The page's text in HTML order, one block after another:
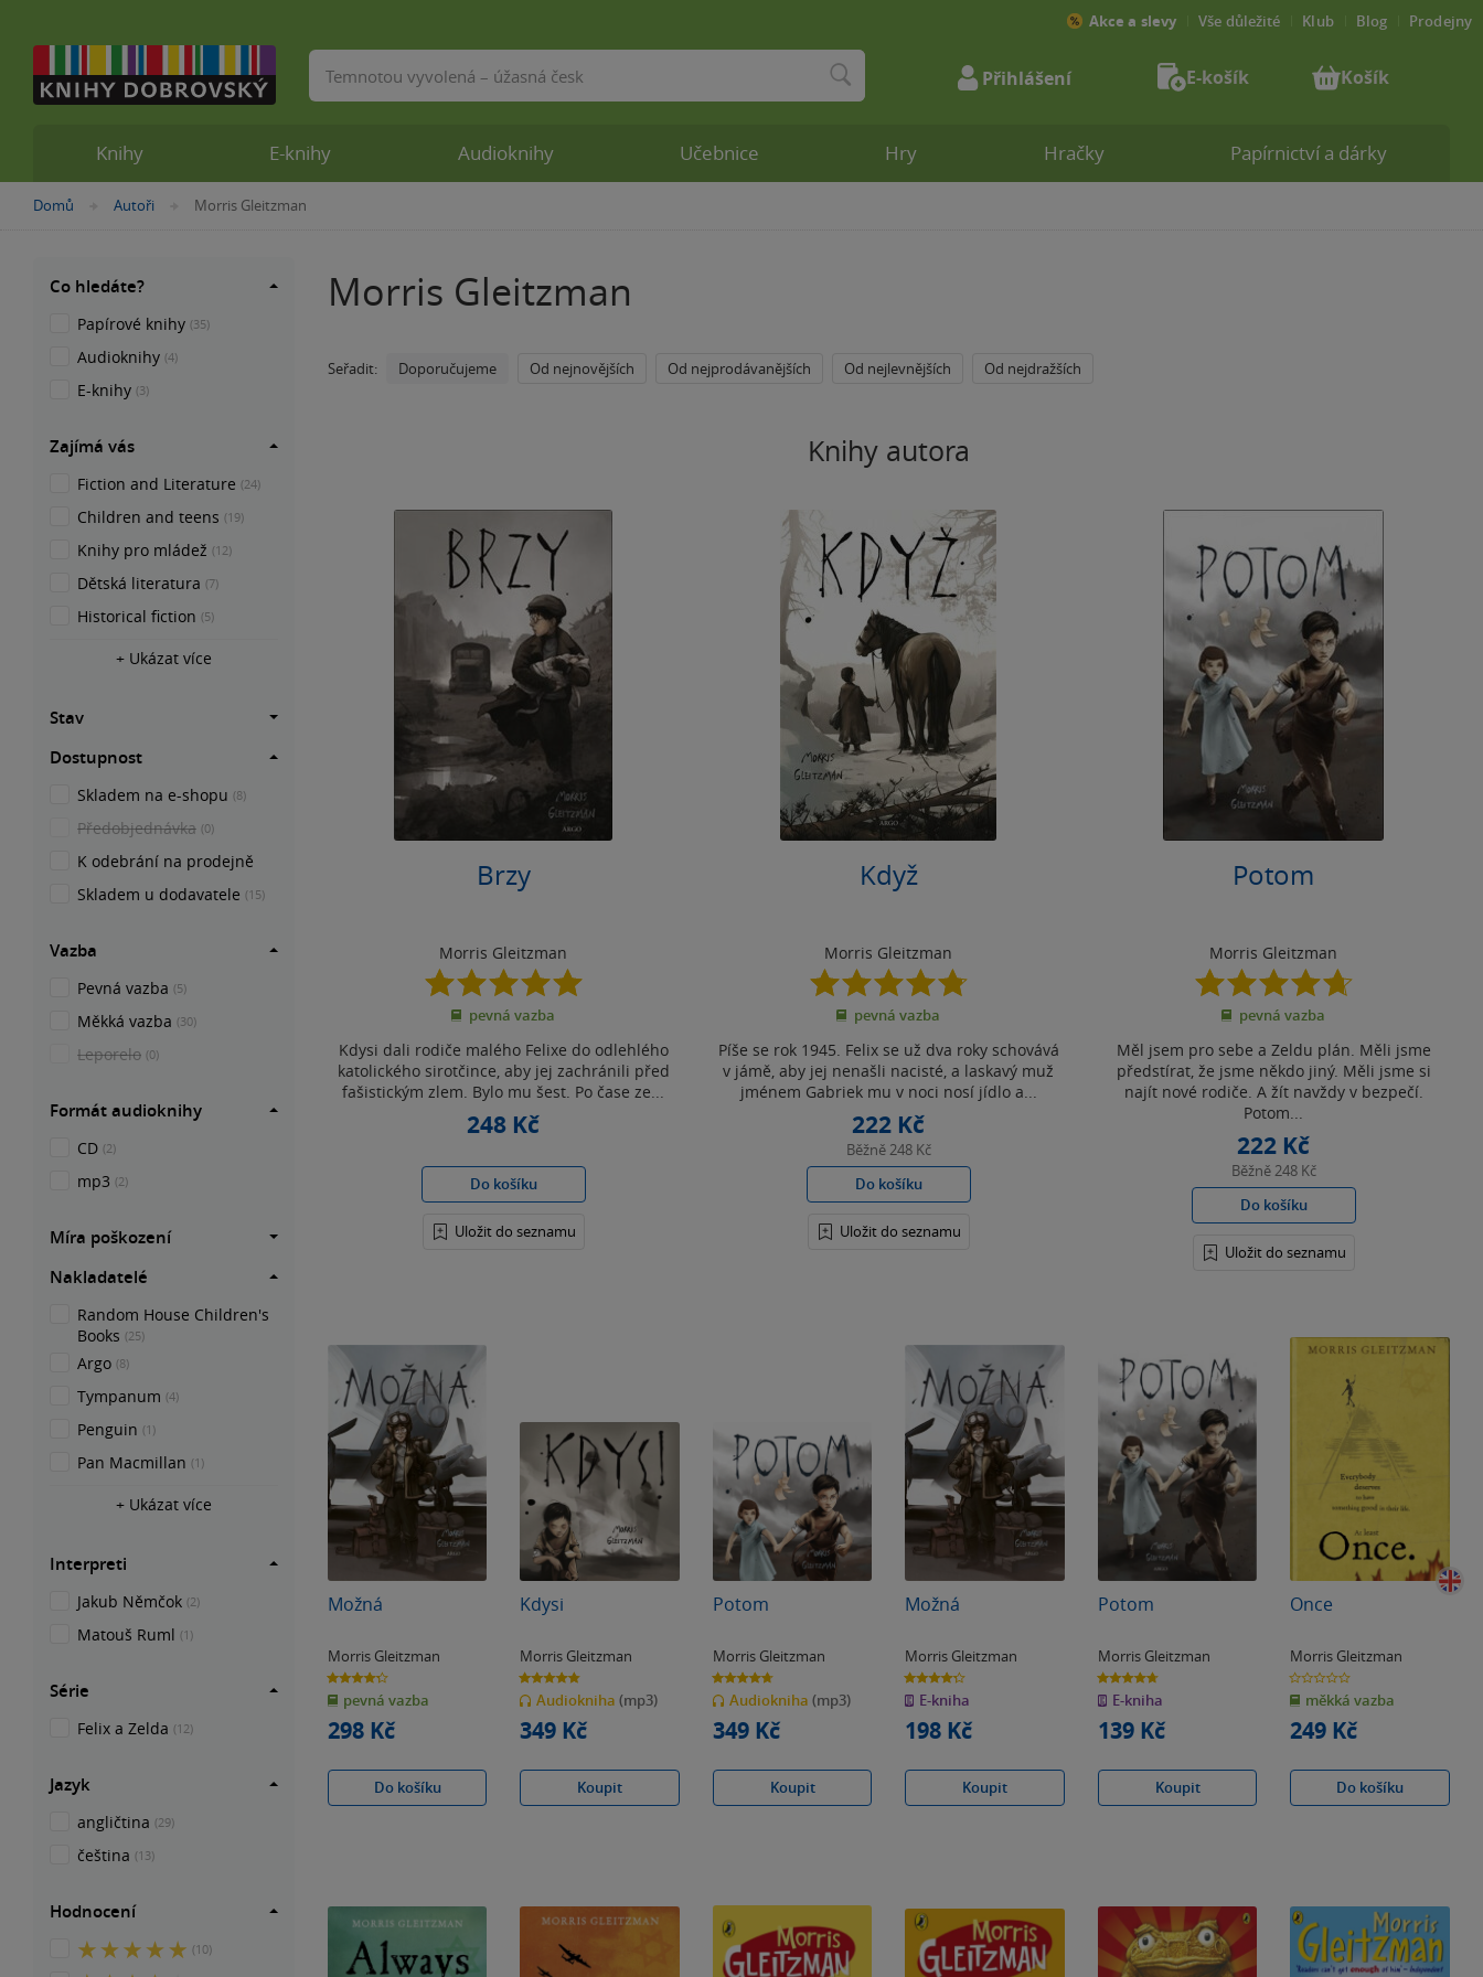
Nacházíte
Domů »Autoři »
Morris Gleitzman
Morris Gleitzman
Seřadit: Doporučujeme Od nejnovějších Od nejprodávanějších Od nejlevnějších Od nejdražších
Knihy autora
Brzy
Morris Gleitzman
5.0
z
5
pevná vazba
Kdysi dali rodiče malého Felixe do odlehlého
katolického sirotčince, aby jej zachránili před
fašistickým zlem. Bylo mu šest. Po čase ze...
248 Kč
Do košíku
Uložit do seznamu
Když
Morris Gleitzman
4.8
z
5
pevná vazba
Píše se rok 1945. Felix se už dva roky schovává
v jámě, aby jej nenašli nacisté, a laskavý muž
jménem Gabriek mu v noci nosí jídlo a...
222 Kč
Běžně 248 Kč
Do košíku
Uložit do seznamu
Potom
Morris Gleitzman
4.7
z
5
pevná vazba
Měl jsem pro sebe a Zeldu plán. Měli jsme
předstírat, že jsme někdo jiný. Měli jsme si
najít nové rodiče. A žít navždy v bezpečí.
Potom...
222 Kč
Běžně 248 Kč
Do košíku
Uložit do seznamu
Možná
Morris Gleitzman
4.3
z
5
hvězdiček
pevná vazba
298 Kč
Do košíku
Kdysi
Morris Gleitzman
4.8
z
5
hvězdiček
Audiokniha(mp3)
349 Kč
Koupit
Potom
Morris Gleitzman
4.7
z
5
hvězdiček
Audiokniha (mp3)
349 Kč
Koupit
Možná
Morris Gleitzman
4.3
z
5
hvězdiček
E-kniha
198 Kč
Koupit
Potom
Morris Gleitzman
4.7
z
5
hvězdiček
E-kniha
139 Kč
Koupit
Once
Morris Gleitzman
0.0
z
5
hvězdiček
měkká vazba
249 Kč
Do košíku
Co hledáte?
Papírové knihy (35)
Audioknihy (4)
E-knihy (3)
Zajímá vás
Fiction and Literature (24)
Children and teens (19)
Knihy pro mládež (12)
Dětská literatura (7)
Historical fiction (5)
+ Ukázat více
Stav
Dostupnost
Skladem na e-shopu (8)
Předobjednávka (0)
K odebrání na prodejně
Skladem u dodavatele (15)
Vazba
Pevná vazba (5)
Měkká vazba (30)
Leporelo (0)
Formát audioknihy
CD (2)
mp3 (2)
Míra poškození
Nakladatelé
Random House Children's
Books (25)
Argo (8)
Tympanum (4)
Penguin (1)
Pan Macmillan (1)
+ Ukázat více
Interpreti
Jakub Němčok (2)
Matouš Ruml (1)
Série
Felix a Zelda (12)
Jazyk
angličtina (29)
čeština (13)
Hodnocení
5
(10)
Knihy E-knihy Audioknihy Učebnice Hry Hračky Papírnictví a dárky
Akce a slevy Vše důležité Klub Blog Prodejny
Vyhledávání Přihlášení E-košík Košík